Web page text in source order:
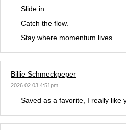
Slide in.
Catch the flow.
Stay where momentum lives.
Billie Schmeckpeper
2026.02.03 4:51pm
Saved as a favorite, I really like